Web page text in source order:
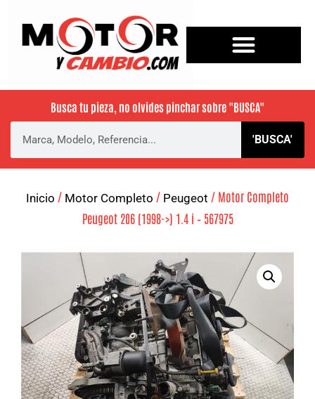
Busca tu pieza, no olvides pinchar sobre "BUSCA"
'BUSCA'
Inicio / Motor Completo / Peugeot / Motor Completo
Peugeot 206 (1998->) 1.4 i – 567975